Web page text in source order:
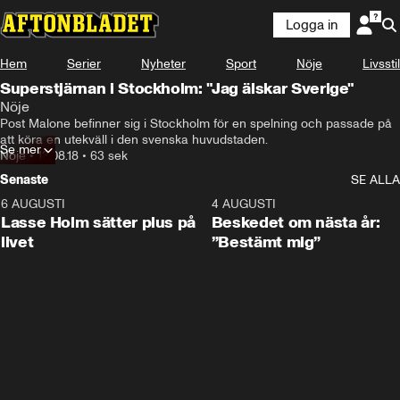
Logga in
Hem Serier Nyheter Sport Nöje Livsstil
Superstjärnan i Stockholm: "Jag älskar Sverige"
Nöje
Post Malone befinner sig i Stockholm för en spelning och passade på
att köra en utekväll i den svenska huvudstaden.
Nöje•13.08.18 • 63 sek
Se mer
Senaste
SE ALLA
6 AUGUSTI
Lasse Holm sätter plus på
livet
4 AUGUSTI
Beskedet om nästa år:
”Bestämt mig”